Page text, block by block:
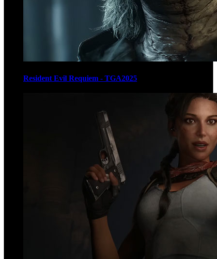
Resident Evil Requiem - TGA2025